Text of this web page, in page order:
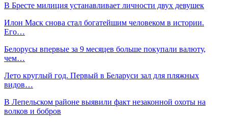
В Бресте милиция устанавливает личности двух девушек
Илон Маск снова стал богатейшим человеком в истории.
Его…
Белорусы впервые за 9 месяцев больше покупали валюту,
чем…
Лето круглый год. Первый в Беларуси зал для пляжных
видов…
В Лепельском районе выявили факт незаконной охоты на
волков и бобров